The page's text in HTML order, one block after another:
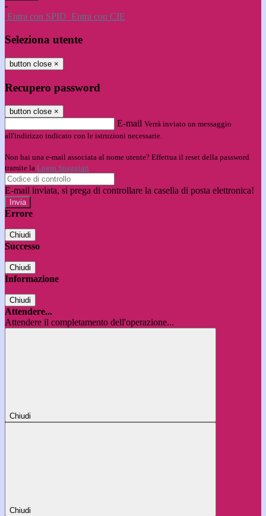
-
Entra con SPID Entra con CIE
Seleziona utente
button close ×
Recupero password
button close ×
E-mail Verrà inviato un messaggio
all'indirizzo indicato con le istruzioni necessarie.
Non hai una e-mail associata al nome utente? Effettua il reset della password
tramite la Login Spaggiari
E-mail inviata, si prega di controllare la casella di posta elettronica!
Errore
Chiudi
Successo
Chiudi
Informazione
Chiudi
Attendere...
Attendere il completamento dell'operazione...
Chiudi
Chiudi